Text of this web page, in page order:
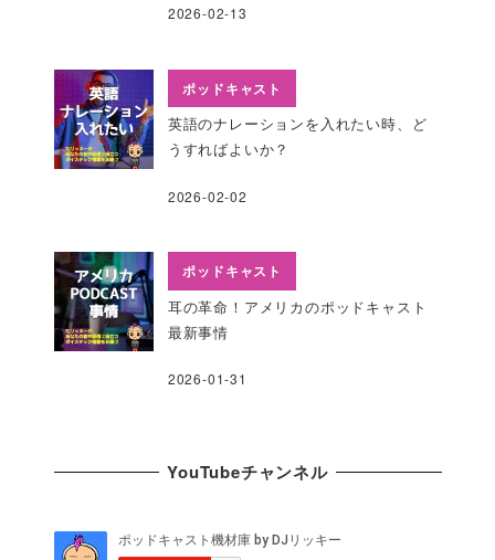
2026-02-13
ポッドキャスト
英語のナレーションを入れたい時、ど
うすればよいか？
2026-02-02
ポッドキャスト
耳の革命！アメリカのポッドキャスト
最新事情
2026-01-31
YouTubeチャンネル